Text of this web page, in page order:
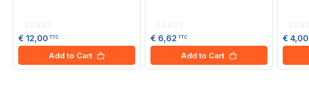
Rating:
€ 12,00 TTC
Add to Cart
Rating:
€ 6,62 TTC
Add to Cart
Rating:
€ 4,00